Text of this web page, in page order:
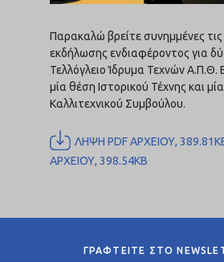
Παρακαλώ βρείτε συνημμένες
εκδήλωσης ενδιαφέροντος για
Τελλόγλειο Ίδρυμα Τεχνών Α.Π.Θ.
μία θέση Ιστορικού Τέχνης και
Καλλιτεχνικού Συμβούλου.
ΛΗΨΗ PDF ΑΡΧΕΙΟΥ,
ΑΡΧΕΙΟΥ, 398.54KB
ΓΡΑΦΤΕΙΤΕ ΣΤΟ